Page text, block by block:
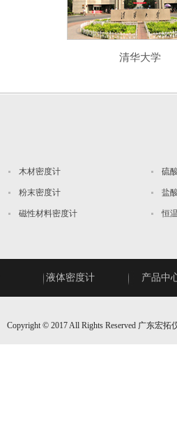
清华大学
木材密度计 硫
粉末密度计 盐
磁性材料密度计 恒
液体密度计 产品中
Copyright © 2017 All Rights Reserved 广东宏